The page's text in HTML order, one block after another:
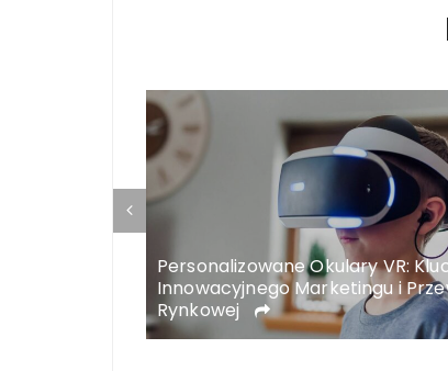
Personalizowane Okulary VR:
Innowacyjnego Marketingu i
Rynkowej